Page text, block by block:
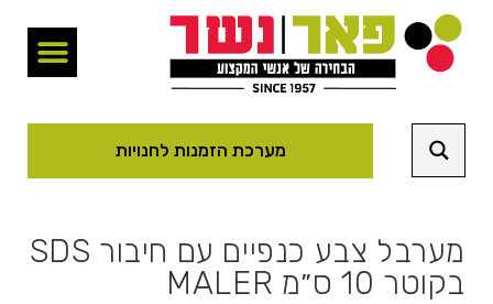
מערכת הזמנות לחנויות
מערבל צבע כנפיים עם חיבור SDS
בקוטר 10 ס״מ MALER